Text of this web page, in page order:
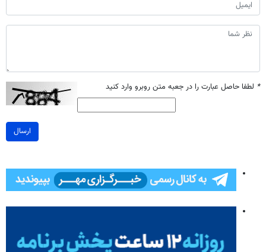
* لطفا حاصل عبارت را در جعبه متن روبرو وارد کنید
ارسال